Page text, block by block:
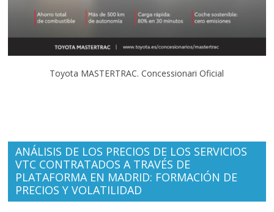
Toyota MASTERTRAC. Concessionari Oficial
ANÁLISIS DE LOS PRECIOS DE LOS SERVICIOS
VTC CONTRATADOS A TRAVÉS DE
PLATAFORMA EN MADRID: FORMACIÓN DE
PRECIOS Y VOLATILIDAD